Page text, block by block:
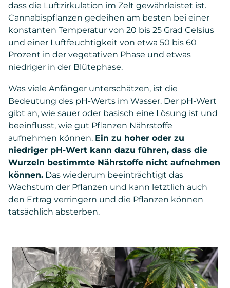
dass die Luftzirkulation im Zelt gewährleistet ist.
Cannabispflanzen gedeihen am besten bei einer
konstanten Temperatur von 20 bis 25 Grad Celsius
und einer Luftfeuchtigkeit von etwa 50 bis 60
Prozent in der vegetativen Phase und etwas
niedriger in der Blütephase.
Was viele Anfänger unterschätzen, ist die
Bedeutung des pH-Werts im Wasser. Der pH-Wert
gibt an, wie sauer oder basisch eine Lösung ist und
beeinflusst, wie gut Pflanzen Nährstoffe
aufnehmen können. Ein zu hoher oder zu
niedriger pH-Wert kann dazu führen, dass die
Wurzeln bestimmte Nährstoffe nicht aufnehmen
können. Das wiederum beeinträchtigt das
Wachstum der Pflanzen und kann letztlich auch
den Ertrag verringern und die Pflanzen können
tatsächlich absterben.